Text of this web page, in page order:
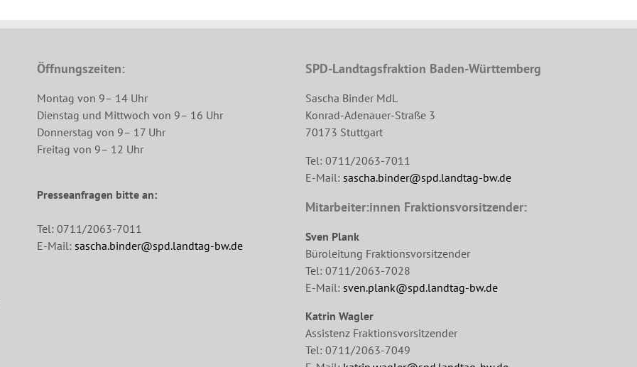
Öffnungszeiten:
Montag von 9– 14 Uhr
Dienstag und Mittwoch von 9– 16 Uhr
Donnerstag von 9– 17 Uhr
Freitag von 9– 12 Uhr
Presseanfragen bitte an:
Tel: 0711/2063-7011
E-Mail: sascha.binder@spd.landtag-bw.de
SPD-Landtagsfraktion Baden-Württemberg
Sascha Binder MdL
Konrad-Adenauer-Straße 3
70173 Stuttgart
Tel: 0711/2063-7011
E-Mail: sascha.binder@spd.landtag-bw.de
Mitarbeiter:innen Fraktionsvorsitzender:
Sven Plank
Büroleitung Fraktionsvorsitzender
Tel: 0711/2063-7028
E-Mail: sven.plank@spd.landtag-bw.de
Katrin Wagler
Assistenz Fraktionsvorsitzender
Tel: 0711/2063-7049